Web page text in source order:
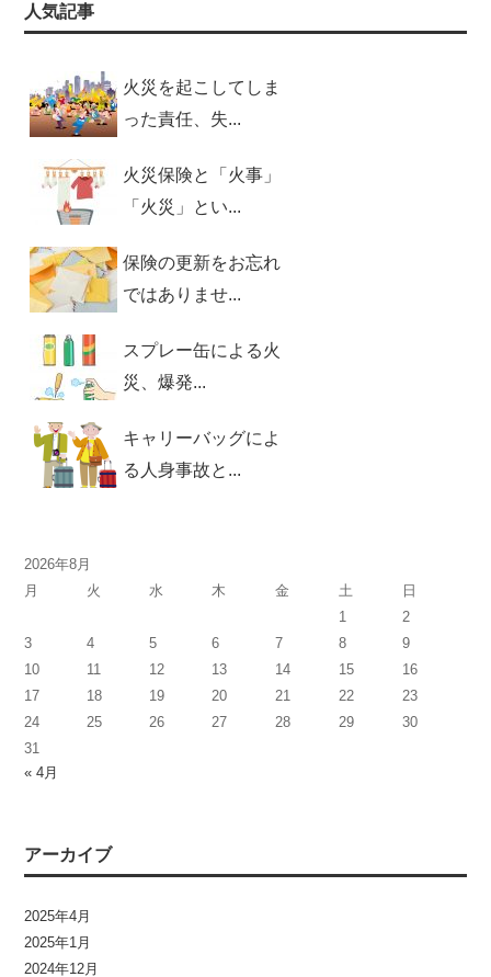
人気記事
火災を起こしてしま
った責任、失...
火災保険と「火事」
「火災」とい...
保険の更新をお忘れ
ではありませ...
スプレー缶による火
災、爆発...
キャリーバッグによ
る人身事故と...
2026年8月
月
火 水 木 金 土
日
1
2
3
4 5 6 7 8
9
10
11 12 13 14 15
16
17
18 19 20 21 22
23
24
25 26 27 28 29
30
31
« 4月
アーカイブ
2025年4月
2025年1月
2024年12月